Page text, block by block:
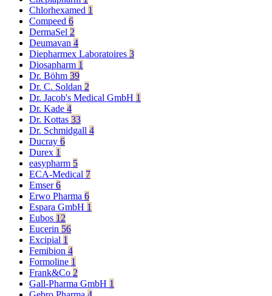
Chlorhexamed 1
Compeed 6
DermaSel 2
Deumavan 4
Diepharmex Laboratoires 3
Diosapharm 1
Dr. Böhm 39
Dr. C. Soldan 2
Dr. Jacob's Medical GmbH 1
Dr. Kade 4
Dr. Kottas 33
Dr. Schmidgall 4
Ducray 6
Durex 1
easypharm 5
ECA-Medical 7
Emser6
Erwo Pharma 6
Espara GmbH 1
Eubos 12
Eucerin 56
Excipial 1
Femibion 4
Formoline 1
Frank&Co 2
Gall-Pharma GmbH 1